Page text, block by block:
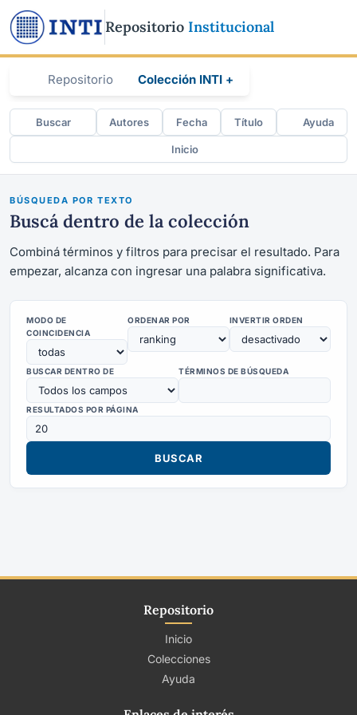
Repositorio Institucional
Repositorio Colección INTI +
Buscar Autores Fecha Título Ayuda
Inicio
BÚSQUEDA POR TEXTO
Buscá dentro de la colección
Combiná términos y filtros para precisar el resultado. Para
empezar, alcanza con ingresar una palabra significativa.
MODO DE
COINCIDENCIA
ORDENAR POR INVERTIR ORDEN
BUSCAR DENTRO DE
RESULTADOS POR PÁGINA
TÉRMINOS DE BÚSQUEDA
Repositorio
Inicio
Colecciones
Ayuda